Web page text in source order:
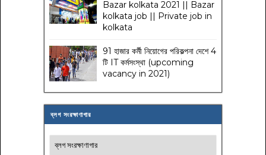
Bazar kolkata 2021 || Bazar
kolkata job || Private job in
kolkata
91 হাজার কর্মী নিয়োগের পরিকল্পনা দেশে 4
টি IT কর্মসংস্থা (upcoming
vacancy in 2021)
ব্লগ সংরক্ষাণাগার